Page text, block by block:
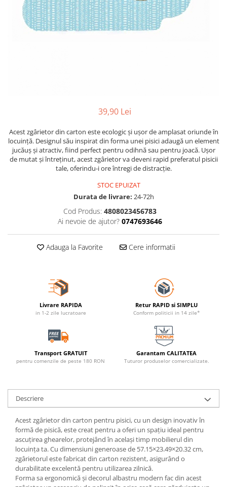
39,90 Lei
Acest zgârietor din carton este ecologic și ușor de amplasat oriunde în
locuință. Designul său inspirat din forma unei pisici adaugă un element
jucăuș și atractiv, fiind perfect pentru odihnă sau pentru joacă. Ușor
de mutat și întreținut, acest zgârietor va deveni rapid preferatul pisicii
tale, oferindu-i ore întregi de distracție.
STOC EPUIZAT
Durata de livrare: 24-72h
Cod Produs: 4808023456783
Ai nevoie de ajutor? 0747693646
Adauga la Favorite Cere informatii
Livrare RAPIDA
in 1-2 zile lucratoare
Retur RAPID si SIMPLU
Conform politicii in 14 zile*
Transport GRATUIT
pentru comenzile de peste 180 RON
Garantam CALITATEA
Tuturor produselor comercializate.
Descriere
Acest zgârietor din carton pentru pisici, cu un design inovativ în
formă de pisică, este creat pentru a oferi un spațiu ideal pentru
ascuțirea ghearelor, protejând în același timp mobilierul din
locuința ta. Cu dimensiuni generoase de 57.15×23.49×20.32 cm,
zgârietorul este fabricat din carton rezistent, asigurând o
durabilitate excelentă pentru utilizarea zilnică.
Forma sa ergonomică și decorul albastru modern fac din acest